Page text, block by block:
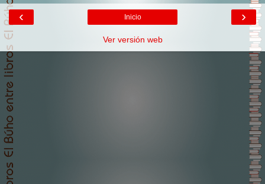
‹ ›
Inicio
Ver versión web